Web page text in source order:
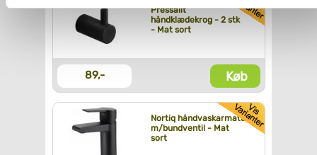
Du kan se mere om, hvordan vi behandler dine
personoplysninger, ved at klikkeher.
Pressalit
håndklædekrog - 2 stk
- Mat sort
89,- Køb
Nortiq håndvaskarmatur
m/bundventil - Mat
sort